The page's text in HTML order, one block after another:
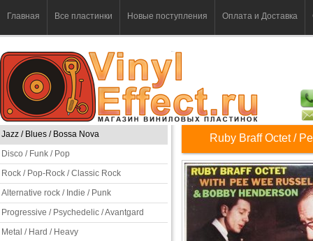
Главная Все пластинки Новые поступления Оплата и Доставка
Jazz / Blues / Bossa Nova
Disco / Funk / Pop
Rock / Pop-Rock / Classic Rock
Alternative rock / Indie / Punk
Progressive / Psychedelic / Avantgard
Metal / Hard / Heavy
Ruby Braff Octet /